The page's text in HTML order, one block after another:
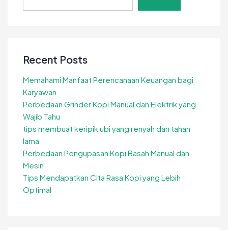
Recent Posts
Memahami Manfaat Perencanaan Keuangan bagi
Karyawan
Perbedaan Grinder Kopi Manual dan Elektrik yang
Wajib Tahu
tips membuat keripik ubi yang renyah dan tahan
lama
Perbedaan Pengupasan Kopi Basah Manual dan
Mesin
Tips Mendapatkan Cita Rasa Kopi yang Lebih
Optimal